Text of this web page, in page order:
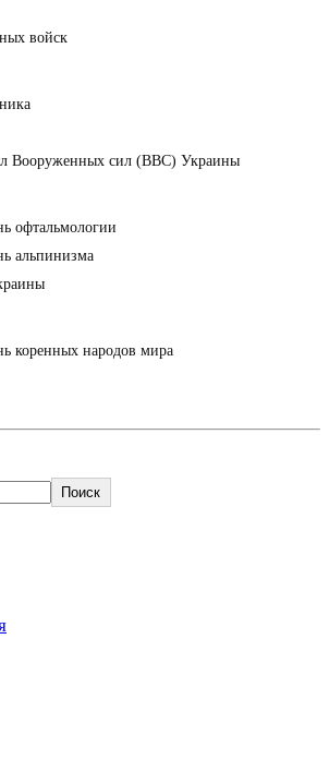
войск
Вооруженных сил (ВВС) Украины
офтальмологии
альпинизма
коренных народов мира
Поиск